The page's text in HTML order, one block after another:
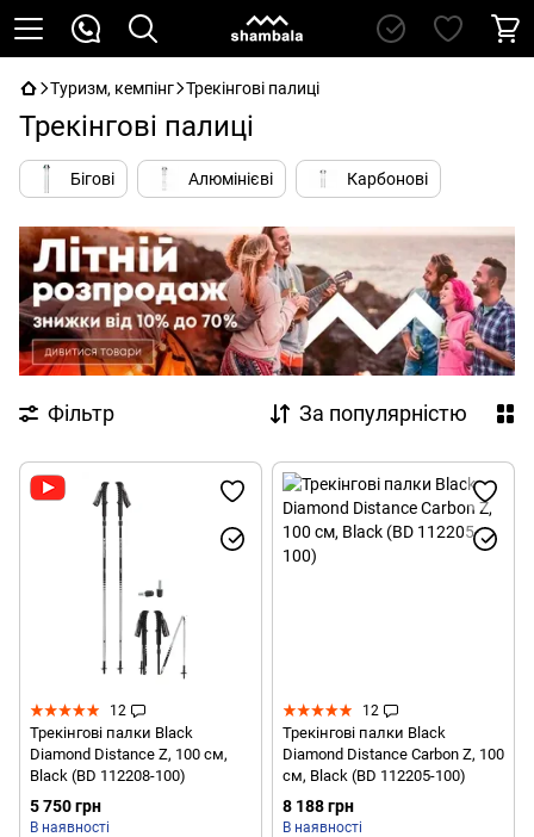
Туризм, кемпінг Трекінгові палиці
Трекінгові палиці
Бігові Алюмінієві Карбонові
Фільтр За популярністю
12
Трекінгові палки Black
Diamond Distance Z, 100 см,
Black (BD 112208-100)
5 750 грн
В наявності
12
Трекінгові палки Black
Diamond Distance Carbon Z, 100
см, Black (BD 112205-100)
8 188 грн
В наявності